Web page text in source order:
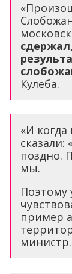
Кулеба.
«И когда
сказали:
поздно.
мы.
Поэтому
пример
министр.